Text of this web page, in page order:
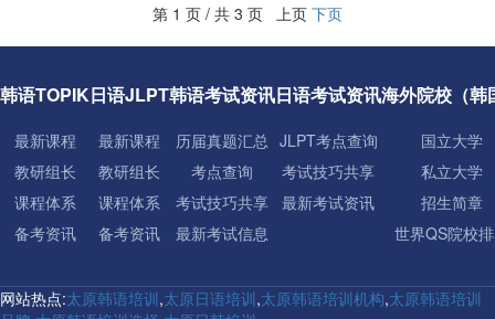
第 1 页 / 共 3 页 上页 下页
韩语TOPIK
最新课程
教研组长
课程体系
备考资讯
日语JLPT
最新课程
教研组长
课程体系
备考资讯
韩语考试资讯
历届真题汇总
考点查询
考试技巧共享
最新考试信息
日语考试资讯
JLPT考点查询
考试技巧共享
最新考试资讯
海外院校（韩
国立大学
私立大学
招生简章
世界QS院校
网站热点:太原韩语培训,太原日语培训,太原韩语培训机构,太原韩语培训